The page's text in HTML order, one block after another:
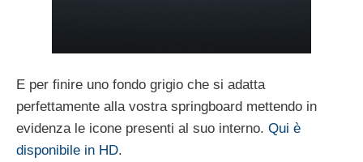
E per finire uno fondo grigio che si adatta
perfettamente alla vostra springboard mettendo in
evidenza le icone presenti al suo interno. Qui è
disponibile in HD.